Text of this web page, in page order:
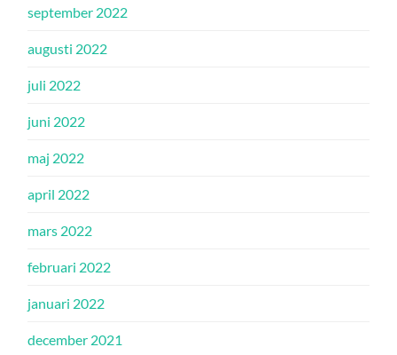
september 2022
augusti 2022
juli 2022
juni 2022
maj 2022
april 2022
mars 2022
februari 2022
januari 2022
december 2021